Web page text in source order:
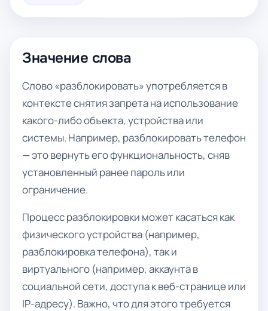
Значение слова
Слово «разблокировать» употребляется в
контексте снятия запрета на использование
какого-либо объекта, устройства или
системы. Например, разблокировать телефон
— это вернуть его функциональность, сняв
установленный ранее пароль или
ограничение.
Процесс разблокировки может касаться как
физического устройства (например,
разблокировка телефона), так и
виртуального (например, аккаунта в
социальной сети, доступа к веб-странице или
IP-адресу). Важно, что для этого требуется